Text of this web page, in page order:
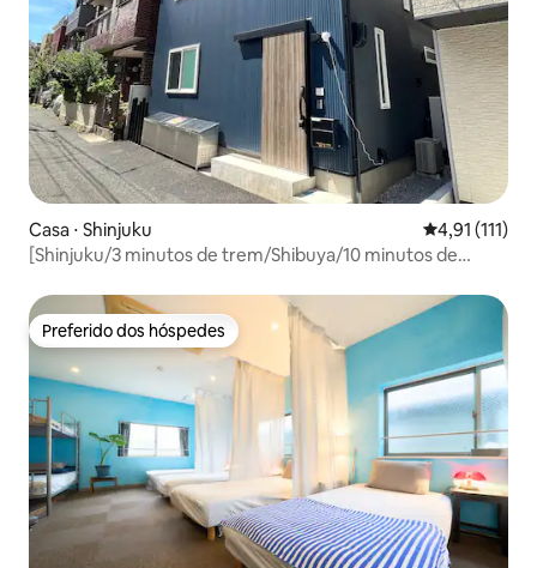
Casa ⋅ Shinjuku 4,91 de uma
4,91 (111)
[Shinjuku/3 minutos de trem/Shibuya/10 minutos de
pessoas/75㎡/Casa de designer recém-construída
Preferido dos hóspedes
Preferido dos hóspedes